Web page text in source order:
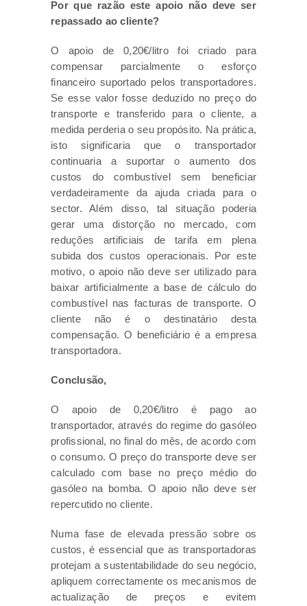
Por que razão este apoio não deve ser
repassado ao cliente?
O apoio de 0,20€/litro foi criado para
compensar parcialmente o esforço
financeiro suportado pelos transportadores.
Se esse valor fosse deduzido no preço do
transporte e transferido para o cliente, a
medida perderia o seu propósito. Na prática,
isto significaria que o transportador
continuaria a suportar o aumento dos
custos do combustível sem beneficiar
verdadeiramente da ajuda criada para o
sector. Além disso, tal situação poderia
gerar uma distorção no mercado, com
reduções artificiais de tarifa em plena
subida dos custos operacionais. Por este
motivo, o apoio não deve ser utilizado para
baixar artificialmente a base de cálculo do
combustível nas facturas de transporte. O
cliente não é o destinatário desta
compensação. O beneficiário é a empresa
transportadora.
Conclusão,
O apoio de 0,20€/litro é pago ao
transportador, através do regime do gasóleo
profissional, no final do mês, de acordo com
o consumo. O preço do transporte deve ser
calculado com base no preço médio do
gasóleo na bomba. O apoio não deve ser
repercutido no cliente.
Numa fase de elevada pressão sobre os
custos, é essencial que as transportadoras
protejam a sustentabilidade do seu negócio,
apliquem correctamente os mecanismos de
actualização de preços e evitem